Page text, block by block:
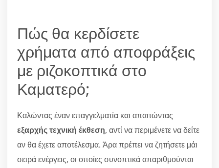
Πώς θα κερδίσετε
χρήματα από αποφράξεις
με ριζοκοπτικά στο
Καματερό;
Καλώντας έναν επαγγελματία και απαιτώντας
εξαρχής τεχνική έκθεση, αντί να περιμένετε να δείτε
αν θα έχετε αποτέλεσμα. Άρα πρέπει να ζητήσετε μάι
σειρά ενέργεις, οι οποίες συνοπτικά απαριθμούνται